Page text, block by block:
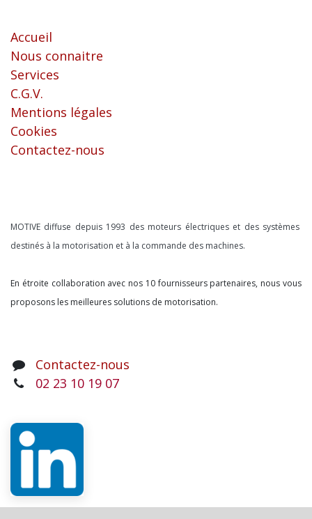
Accueil
Nous connaitre
Services
C.G.V.
Mentions légales
Cookies
Contactez-nous
MOTIVE diffuse depuis 1993 des moteurs électriques et des systèmes
destinés à la motorisation et à la commande des machines.
En étroite collaboration avec nos 10 fournisseurs partenaires, nous vous
proposons les meilleures solutions de motorisation.
Contactez-nous
02 23 10 19 07